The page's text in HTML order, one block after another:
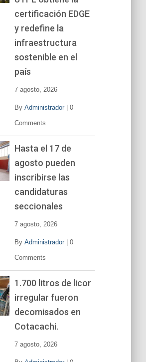
certificación EDGE
y redefine la
infraestructura
sostenible en el
país
7 agosto, 2026
By Administrador| 0
Comments
Hasta el 17 de
agosto pueden
inscribirse las
candidaturas
seccionales
7 agosto, 2026
By Administrador| 0
Comments
1.700 litros de licor
irregular fueron
decomisados en
Cotacachi.
7 agosto, 2026